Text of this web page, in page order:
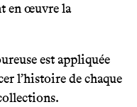
en œuvre la
est appliquée
l’histoire de chaque